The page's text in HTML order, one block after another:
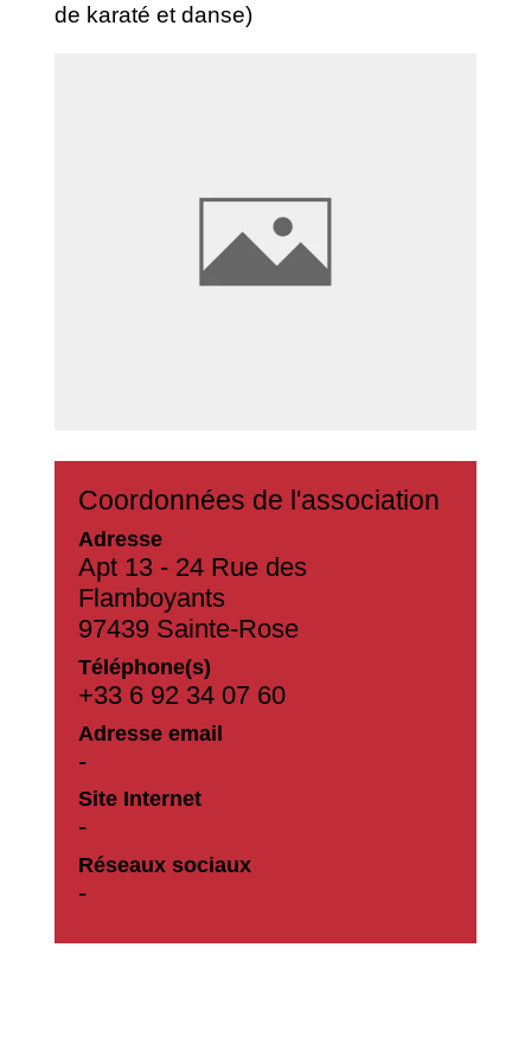
de karaté et danse)
Coordonnées de l'association
Adresse
Apt 13 - 24 Rue des
Flamboyants
97439 Sainte-Rose
Téléphone(s)
+33 6 92 34 07 60
Adresse email
-
Site Internet
-
Réseaux sociaux
-